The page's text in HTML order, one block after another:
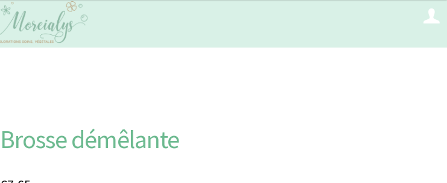
Brosse démêlante